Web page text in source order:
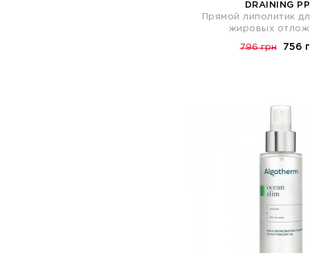
DRAINING
Прямой липолитик
жировых
796 грн 756